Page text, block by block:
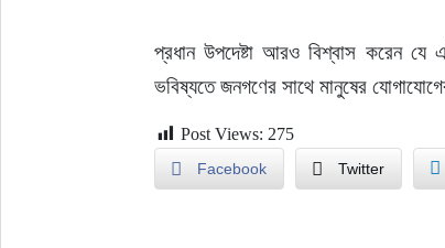
প্রধান উপদেষ্টা আরও বিশ্বাস করেন
ভবিষ্যতে জনগণের সাথে মানুষের
Post Views: 275
Facebook Twitter